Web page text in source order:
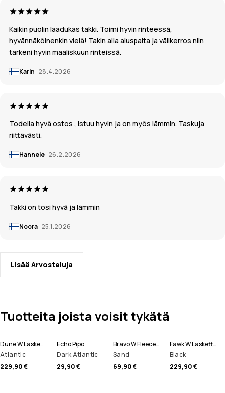
Kaikin puolin laadukas takki. Toimi hyvin rinteessä,
hyvännäköinenkin vielä! Takin alla aluspaita ja välikerros niin
tarkeni hyvin maaliskuun rinteissä.
Karin 28.4.2026
Todella hyvä ostos , istuu hyvin ja on myös lämmin. Taskuja
riittävästi.
Hannele 26.2.2026
Takki on tosi hyvä ja lämmin
Noora 25.1.2026
Lisää Arvosteluja
Tuotteita joista voisit tykätä
Dune W Laskettelutakki Naiset
Atlantic
229,90 €
Echo Pipo
Dark Atlantic
29,90 €
Bravo W Fleecepaita Naiset
Sand
69,90 €
Fawk W Lasketteluhousut Naiset
Black
229,90 €